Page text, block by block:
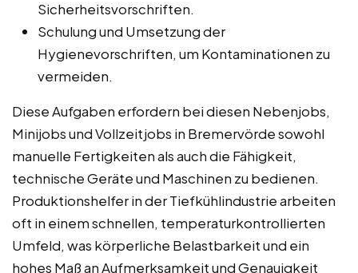
Sicherheitsvorschriften.
Schulung und Umsetzung der
Hygienevorschriften, um Kontaminationen zu
vermeiden.
Diese Aufgaben erfordern bei diesen Nebenjobs,
Minijobs und Vollzeitjobs in Bremervörde sowohl
manuelle Fertigkeiten als auch die Fähigkeit,
technische Geräte und Maschinen zu bedienen.
Produktionshelfer in der Tiefkühlindustrie arbeiten
oft in einem schnellen, temperaturkontrollierten
Umfeld, was körperliche Belastbarkeit und ein
hohes Maß an Aufmerksamkeit und Genauigkeit